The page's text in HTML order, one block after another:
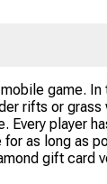
game. In
rifts or
Every player
as long as
gift card